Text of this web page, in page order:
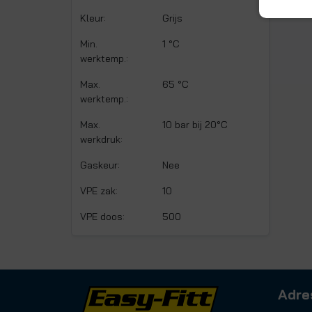
Kleur: Grijs
Min.
werktemp.:
1 °C
Max.
werktemp.:
65 °C
Max.
werkdruk:
10 bar bij 20°C
Gaskeur: Nee
VPE zak: 10
VPE doos: 500